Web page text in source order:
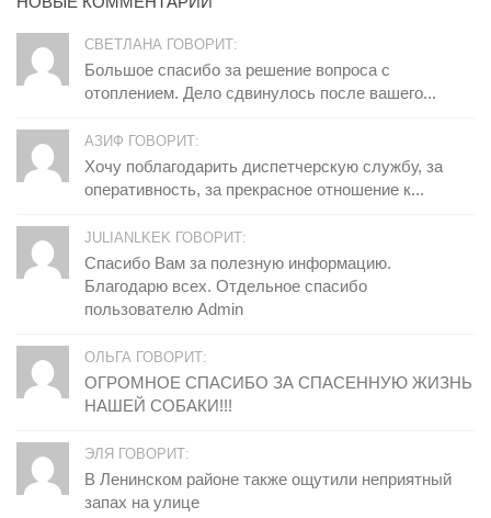
СВЕТЛАНА ГОВОРИТ:
Большое спасибо за решение вопроса с
отоплением. Дело сдвинулось после вашего...
АЗИФ ГОВОРИТ:
Хочу поблагодарить диспетчерскую службу, за
оперативность, за прекрасное отношение к...
JULIANLKEK ГОВОРИТ:
Спасибо Вам за полезную информацию.
Благодарю всех. Отдельное спасибо
пользователю Admin
ОЛЬГА ГОВОРИТ:
ОГРОМНОЕ СПАСИБО ЗА СПАСЕННУЮ ЖИЗНЬ
НАШЕЙ СОБАКИ!!!
ЭЛЯ ГОВОРИТ:
В Ленинском районе также ощутили неприятный
запах на улице